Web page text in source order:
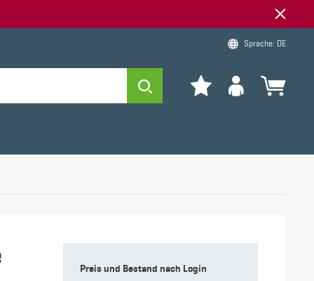
Sprache: DE
Preis und Bestand nach Login